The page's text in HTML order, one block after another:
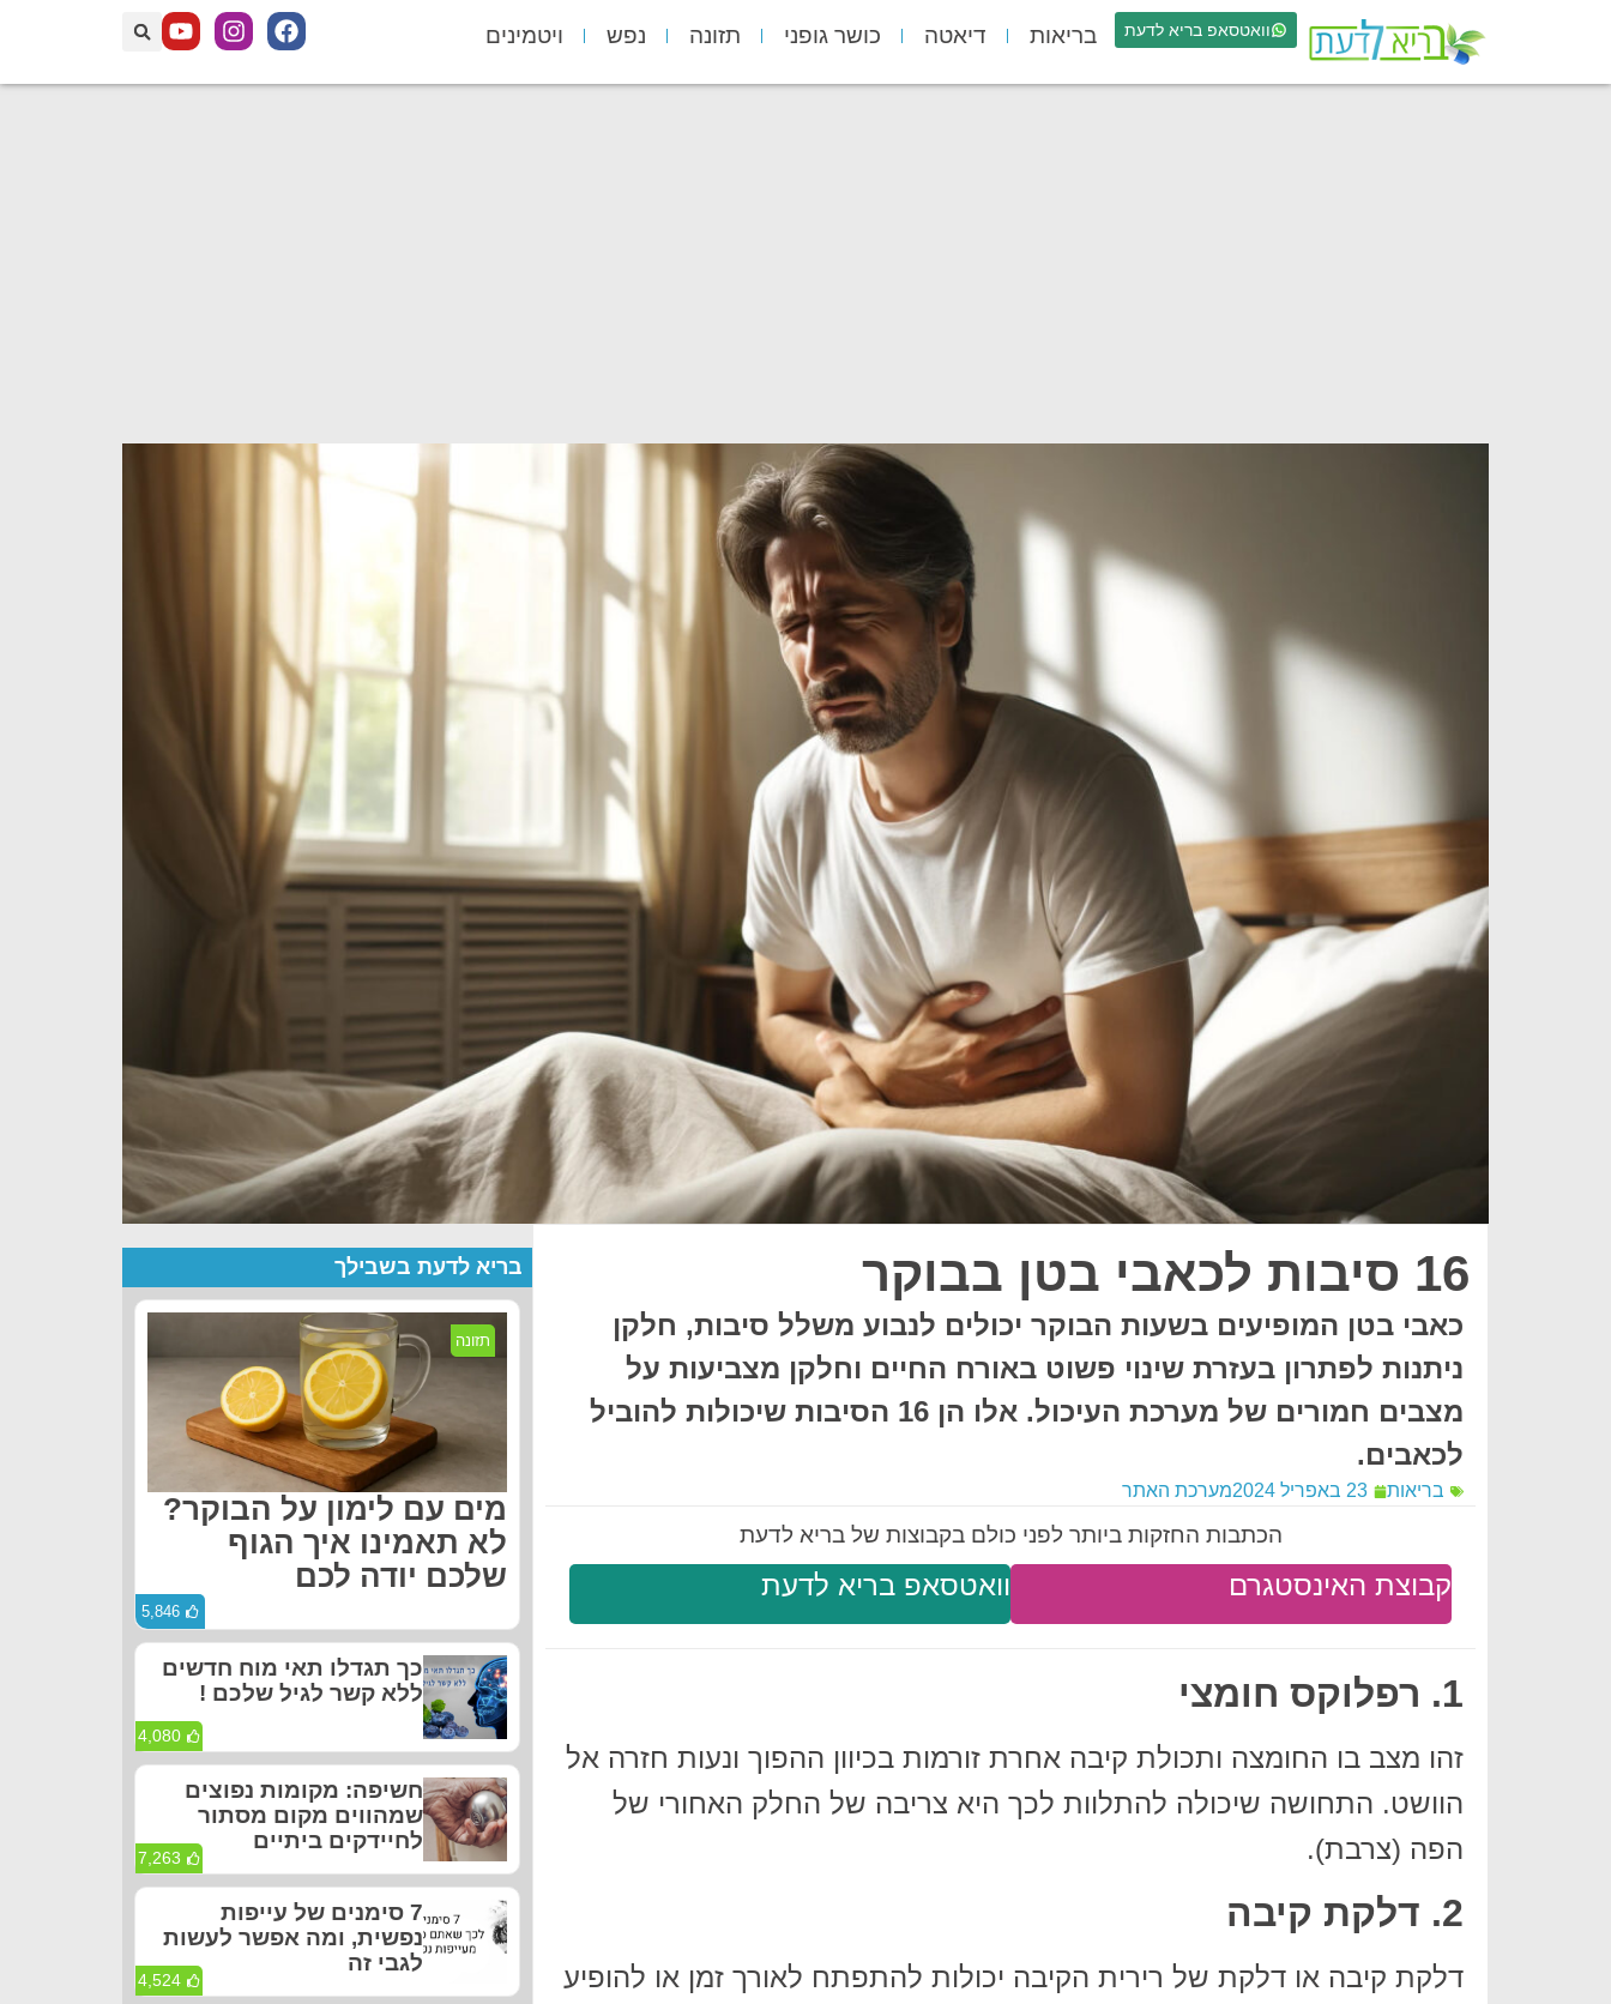
וואטסאפ בריא לדעת בריאות דיאטה כושר גופני תזונה נפש ויטמינים
16 סיבות לכאבי בטן בבוקר
כאבי בטן המופיעים בשעות הבוקר יכולים לנבוע משלל סיבות, חלקן
ניתנות לפתרון בעזרת שינוי פשוט באורח החיים וחלקן מצביעות על
מצבים חמורים של מערכת העיכול. אלו הן 16 הסיבות שיכולות להוביל
לכאבים.
בריאות 23 באפריל 2024 מערכת האתר
הכתבות החזקות ביותר לפני כולם בקבוצות של בריא לדעת
וואטסאפ בריא לדעת קבוצת האינסטגרם
1. רפלוקס חומצי
זהו מצב בו החומצה ותכולת קיבה אחרת זורמות בכיוון ההפוך ונעות חזרה אל
הוושט. התחושה שיכולה להתלוות לכך היא צריבה של החלק האחורי של
הפה (צרבת).
2. דלקת קיבה
דלקת קיבה או דלקת של רירית הקיבה יכולות להתפתח לאורך זמן או להופיע
בריא לדעת בשבילך
תזונה
מים עם לימון על הבוקר?
לא תאמינו איך הגוף
שלכם יודה לכם
5,846
כך תגדלו תאי מוח חדשים
ללא קשר לגיל שלכם !
4,080
חשיפה: מקומות נפוצים
שמהווים מקום מסתור
לחיידקים ביתיים
7,263
7 סימנים של עייפות
נפשית, ומה אפשר לעשות
לגבי זה
4,524